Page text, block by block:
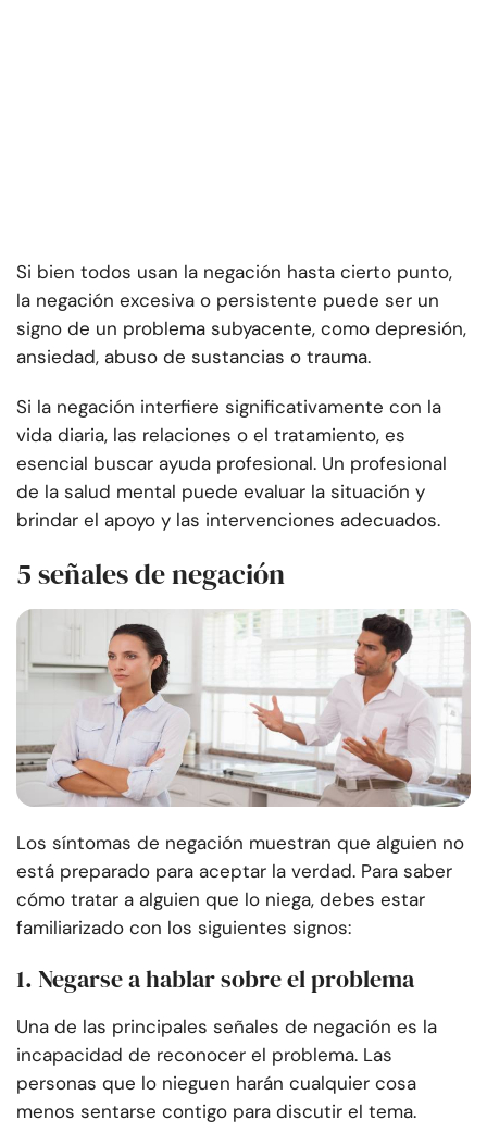
Si bien todos usan la negación hasta cierto punto,
la negación excesiva o persistente puede ser un
signo de un problema subyacente, como depresión,
ansiedad, abuso de sustancias o trauma.
Si la negación interfiere significativamente con la
vida diaria, las relaciones o el tratamiento, es
esencial buscar ayuda profesional. Un profesional
de la salud mental puede evaluar la situación y
brindar el apoyo y las intervenciones adecuados.
5 señales de negación
Los síntomas de negación muestran que alguien no
está preparado para aceptar la verdad. Para saber
cómo tratar a alguien que lo niega, debes estar
familiarizado con los siguientes signos:
1. Negarse a hablar sobre el problema
Una de las principales señales de negación es la
incapacidad de reconocer el problema. Las
personas que lo nieguen harán cualquier cosa
menos sentarse contigo para discutir el tema.